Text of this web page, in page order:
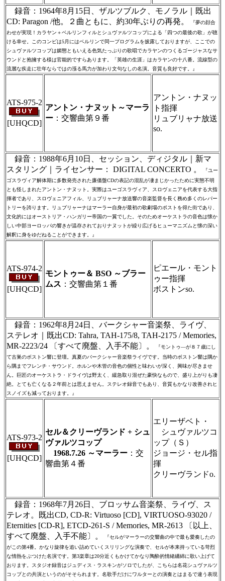
録音：1964年8月15日、ザルツブルク、モノラル｜既出
CD: Paragon /他。２曲ともに、約30年ぶりの再発。
『夢の顔合
わせが実現！カラヤン＋ベルリンフィルとシュヴァルツコップによる「四つの最後の歌」が聴
ける幸せ。このコンビは5月にはベルリンで同一プログラムを披露しておりますが、ここでの
シュヴァルツコップは媚態ともいえる色気たっぷりの歌唱でカラヤンのつくるゴージャスなサ
ウンドと抱擁する様は官能的ですらあります。「英雄の生涯」はカラヤンの十八番。流線型の
流麗な疾走に壮年ならではの漲る馬力が加わり文句なしの名演。音質も良好です。』
ATS-975-2
[UHQCD]
アントン・ナヌット～マーラ
ー ：交響曲第９番
アントン・ナヌッ
ト指揮
リュブリャナ放送
so.
録音：1988年6月10日、セッション、ディジタル｜新マ
スタリング｜ライセンサー： DIGITAL CONCERTO 。
『ユー
ゴスラヴィア解体期に多数発売された廉価盤CDの表記の混乱が凄まじかったために実態不明
とも怪しまれたアントン・ナヌット。実際はユーゴスラヴィア、スロヴェニアを代表する大指
揮者であり、スロヴェニアフィル、リュブリャーナ放送響の音楽監督を長く務め多くのレパー
トリーを誇ります。リュブリャーナはマーラー自身が最初の歌劇場のポストを得た街であり、
文化的にはオーストリア・ハンガリー帝国の一翼でした。そのためオーケストラの音色は懐か
しい中部ヨーロッパの響きが温存されておりナヌットが繰り広げるヒューマニズムと懐の深い
解釈に身をゆだねることができます。』
ATS-974-2
[UHQCD]
モントゥー＆ BSO ～ブラー
ムス ：交響曲第１番
ピエール・モント
ゥー指揮
ボストンso.
録音：1962年8月24日、バークシャー音楽祭、ライヴ、
ステレオ｜既出CD: Tahra, TAH-175/8, TAH-2175 / Memories,
MR-2223/24 〔すべて廃盤、入手不能〕。
『モントゥ―が８７歳にし
て古巣のボストン響に登壇。真夏のバークシャー音楽祭ライヴです。当時のボストン響は隅か
ら隅までフレンチ・サウンド。ホルンや木管の音色の個性と味わいが深く、興味が尽きませ
ん。巨匠のオーケストラ・ドライヴは野太く、緩急取り混ぜた豪快なもので、盛り上がりも凄
絶。とても亡くなる２年前とは思えません。ステレオ録音でもあり、音質もかなり改善されヒ
スノイズも減っております。』
ATS-973-2
[UHQCD]
セル＆クリーヴランド + シュ
ヴァルツコップ
1968.7.26 ～マーラー ：交
響曲第４番
エリーザベト・
シュヴァルツコ
ップ（Ｓ）
ジョージ・セル指
揮
クリーヴランドo.
録音：1968年7月26日、ブロッサム音楽祭、ライヴ、ス
テレオ。既出CD, CD-R: Virtuoso [CD], VIRTUOSO-93020 /
Eternities [CD-R], ETCD-261-S / Memories, MR-2613 〔以上、
すべて廃盤、入手不能〕。
『セルがマーラーの交響曲の中で最も愛奏したの
がこの第4番。かなり旋律を追い詰めていくスリリングな演奏で、セルが本来持っている苛烈
な情熱をぶつけた名演です。第3楽章は20分近くもかけてかなり陶酔的情緒纏綿に歌い上げて
おります。スタジオ録音はジュディス・ラスキンがソロでしたが、こちらは名花シュヴァルツ
コップとの共演というのがそそられます。名歌手だけにワルターとの演奏とはまるで違う表現